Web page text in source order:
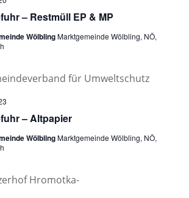
– Restmüll EP & MP
WölblingMarktgemeinde Wölbling, NÖ,
– Altpapier
WölblingMarktgemeinde Wölbling, NÖ,